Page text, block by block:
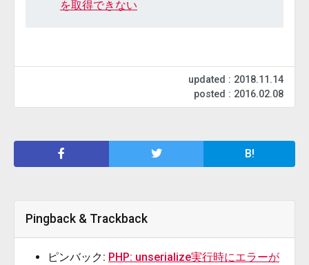
を取得できない
updated : 2018.11.14
posted : 2016.02.08
B!
Pingback & Trackback
ピンバック: PHP: unserialize実行時にエラーが